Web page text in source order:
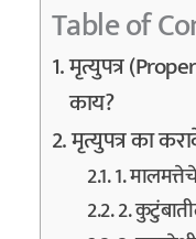
Table of
मृत्युपत्र
काय?
मृत्युपत्र का
1.
2.